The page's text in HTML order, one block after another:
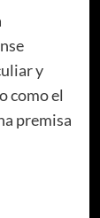
y
como el
premisa